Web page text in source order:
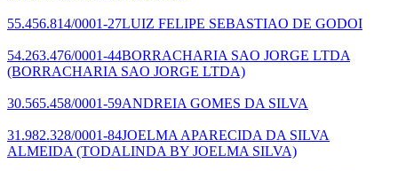
55.456.814/0001-27LUIZ FELIPE SEBASTIAO DE GODOI
54.263.476/0001-44BORRACHARIA SAO JORGE LTDA
(BORRACHARIA SAO JORGE LTDA)
30.565.458/0001-59ANDREIA GOMES DA SILVA
31.982.328/0001-84JOELMA APARECIDA DA SILVA
ALMEIDA (TODALINDA BY JOELMA SILVA)